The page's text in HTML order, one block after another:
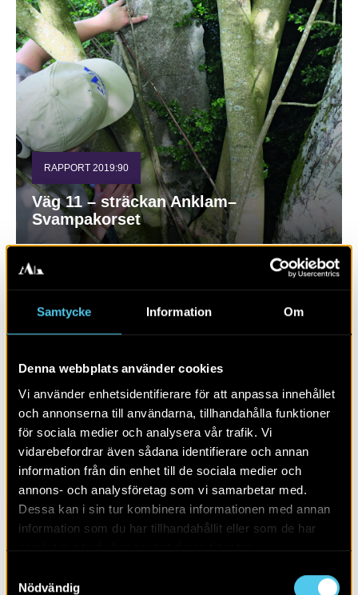
Samtycke Information Om
Denna webbplats använder cookies
Vi använder enhetsidentifierare för att anpassa innehållet
och annonserna till användarna, tillhandahålla funktioner
för sociala medier och analysera vår trafik. Vi
vidarebefordrar även sådana identifierare och annan
information från din enhet till de sociala medier och
annons- och analysföretag som vi samarbetar med.
Dessa kan i sin tur kombinera informationen med annan
information som du har tillhandahållit eller som de har
Nödvändig
RAPPORT 2019:90
Väg 11 – sträckan Anklam–
Svampakorset
RAPPORT 2019:10
Bytomt och boplats i Fjelie